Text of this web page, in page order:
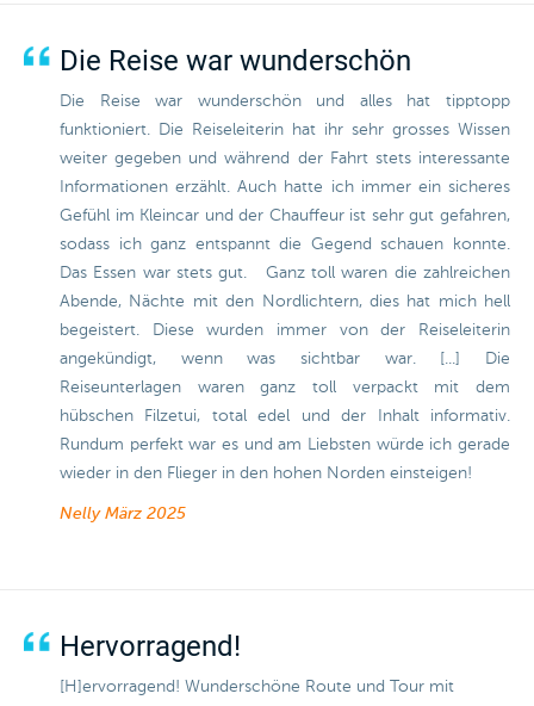
Die Reise war wunderschön
Die Reise war wunderschön und alles hat tipptopp
funktioniert. Die Reiseleiterin hat ihr sehr grosses Wissen
weiter gegeben und während der Fahrt stets interessante
Informationen erzählt. Auch hatte ich immer ein sicheres
Gefühl im Kleincar und der Chauffeur ist sehr gut gefahren,
sodass ich ganz entspannt die Gegend schauen konnte.
Das Essen war stets gut. Ganz toll waren die zahlreichen
Abende, Nächte mit den Nordlichtern, dies hat mich hell
begeistert. Diese wurden immer von der Reiseleiterin
angekündigt, wenn was sichtbar war. [...] Die
Reiseunterlagen waren ganz toll verpackt mit dem
hübschen Filzetui, total edel und der Inhalt informativ.
Rundum perfekt war es und am Liebsten würde ich gerade
wieder in den Flieger in den hohen Norden einsteigen!
Nelly März 2025
Hervorragend!
[H]ervorragend! Wunderschöne Route und Tour mit